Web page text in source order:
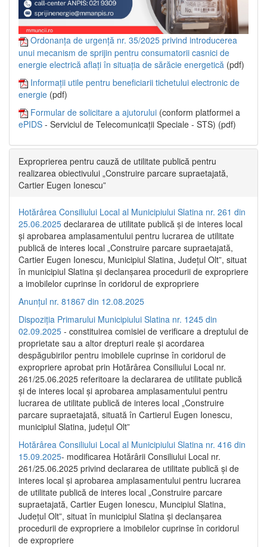
Ordonanța de urgență nr. 35/2025 privind introducerea
unui mecanism de sprijin pentru consumatorii casnici de
energie electrică aflați în situația de sărăcie energetică (pdf)
Informații utile pentru beneficiarii tichetului electronic de
energie (pdf)
Formular de solicitare a ajutorului (conform platformei a
ePIDS - Serviciul de Telecomunicații Speciale - STS) (pdf)
Exproprierea pentru cauză de utilitate publică pentru
realizarea obiectivului „Construire parcare supraetajată,
Cartier Eugen Ionescu”
Hotărârea Consiliului Local al Municipiului Slatina nr. 261 din
25.06.2025 declararea de utilitate publică și de interes local
și aprobarea amplasamentului pentru lucrarea de utilitate
publică de interes local „Construire parcare supraetajată,
Cartier Eugen Ionescu, Municipiul Slatina, Județul Olt”, situat
în municipiul Slatina și declanșarea procedurii de expropriere
a imobilelor cuprinse în coridorul de expropriere
Anunțul nr. 81867 din 12.08.2025
Dispoziția Primarului Municipiului Slatina nr. 1245 din
02.09.2025 - constituirea comisiei de verificare a dreptului de
proprietate sau a altor drepturi reale și acordarea
despăgubirilor pentru imobilele cuprinse în coridorul de
expropriere aprobat prin Hotărârea Consiliului Local nr.
261/25.06.2025 referitoare la declararea de utilitate publică
și de interes local și aprobarea amplasamentului pentru
lucrarea de utilitate publică de interes local „Construire
parcare supraetajată, situată în Cartierul Eugen Ionescu,
municipiul Slatina, județul Olt”
Hotărârea Consiliului Local al Municipiului Slatina nr. 416 din
15.09.2025- modificarea Hotărârii Consiliului Local nr.
261/25.06.2025 privind declararea de utilitate publică și de
interes local și aprobarea amplasamentului pentru lucrarea
de utilitate publică de interes local „Construire parcare
supraetajată, Cartier Eugen Ionescu, Muncipiul Slatina,
Județul Olt”, situat în municipiul Slatina și declanșarea
procedurii de expropriere a imobilelor cuprinse în coridorul
de expropriere